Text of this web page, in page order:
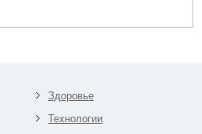
Здоровье
Технологии